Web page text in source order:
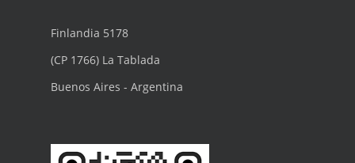
Finlandia 5178
(CP 1766) La Tablada
Buenos Aires - Argentina